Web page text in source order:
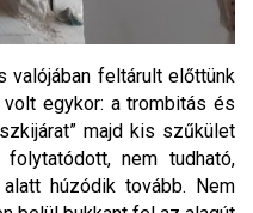
valójában feltárult előttünk
egykor: a trombitás és
majd kis szűkület
nem tudható,
húzódik tovább. Nem